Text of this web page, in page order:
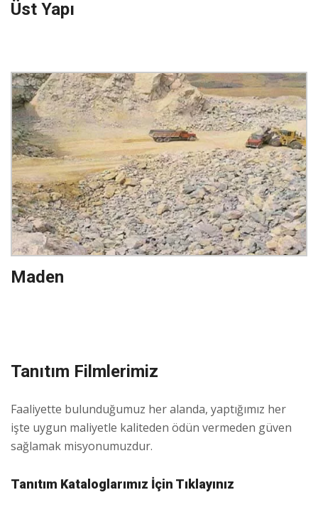
Üst Yapı
Maden
Tanıtım Filmlerimiz
Faaliyette bulunduğumuz her alanda, yaptığımız her
işte uygun maliyetle kaliteden ödün vermeden güven
sağlamak misyonumuzdur.
Tanıtım Kataloglarımız İçin Tıklayınız